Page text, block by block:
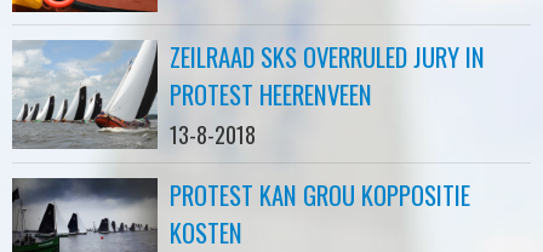
ZEILRAAD SKS OVERRULED JURY IN
PROTEST HEERENVEEN
13-8-2018
PROTEST KAN GROU KOPPOSITIE
KOSTEN